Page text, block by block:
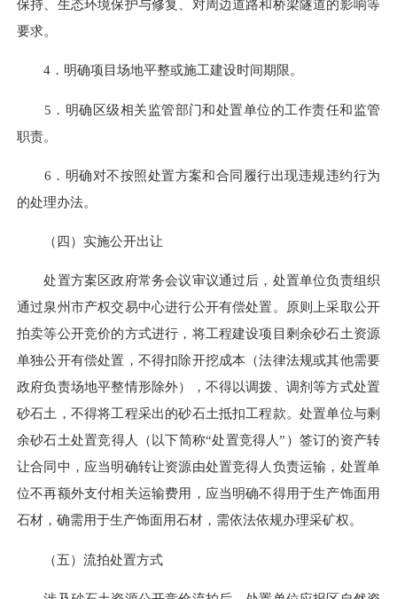
保持、生态环境保护与修复、对周边道路和桥梁隧道的影响等
要求。
4．明确项目场地平整或施工建设时间期限。
5．明确区级相关监管部门和处置单位的工作责任和监管
职责。
6．明确对不按照处置方案和合同履行出现违规违约行为
的处理办法。
（四）实施公开出让
处置方案区政府常务会议审议通过后，处置单位负责组织
通过泉州市产权交易中心进行公开有偿处置。原则上采取公开
拍卖等公开竞价的方式进行，将工程建设项目剩余砂石土资源
单独公开有偿处置，不得扣除开挖成本（法律法规或其他需要
政府负责场地平整情形除外）， 不得以调拨、调剂等方式处置
砂石土，不得将工程采出的砂石土抵扣工程款。处置单位与剩
余砂石土处置竞得人（以下简称“处置竞得人”）签订的资产转
让合同中，应当明确转让资源由处置竞得人负责运输，处置单
位不再额外支付相关运输费用，应当明确不得用于生产饰面用
石材，确需用于生产饰面用石材，需依法依规办理采矿权。
（五）流拍处置方式